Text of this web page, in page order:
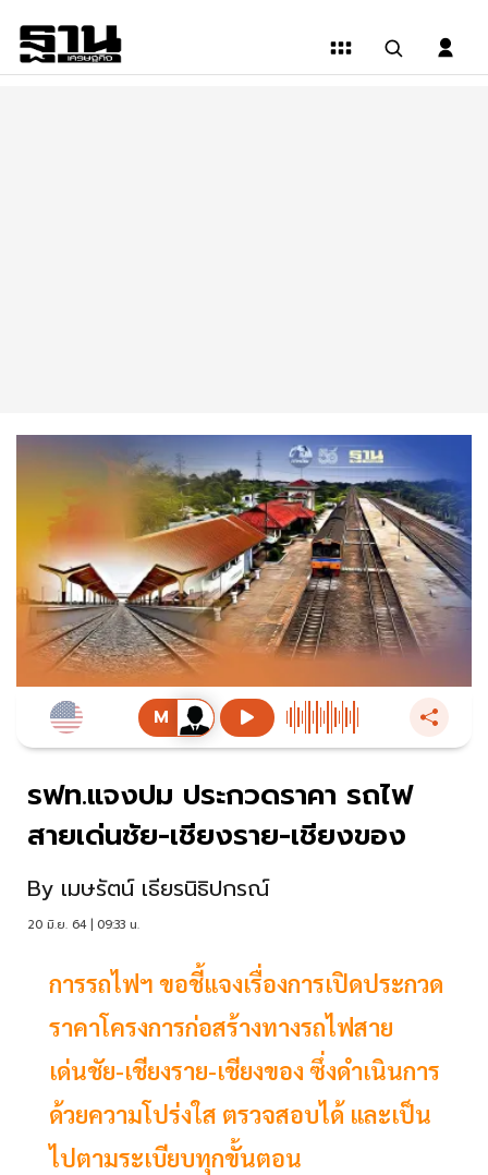
รฟท.แจงปม ประกวดราคา รถไฟ
สายเด่นชัย-เชียงราย-เชียงของ
By เมษรัตน์ เธียรนิธิปกรณ์
20 มิ.ย. 64 | 09:33 น.
การรถไฟฯ ขอชี้แจงเรื่องการเปิดประกวด
ราคาโครงการก่อสร้างทางรถไฟสาย
เด่นชัย-เชียงราย-เชียงของ ซึ่งดำเนินการ
ด้วยความโปร่งใส ตรวจสอบได้ และเป็น
ไปตามระเบียบทุกขั้นตอน